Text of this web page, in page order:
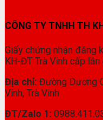
CÔNG TY TNHH TH
Giấy chứng nhận đăng
KH-ĐT Trà Vinh cấp
Địa chỉ: Đường Dương
Vinh, Trà Vinh
ĐT/Zalo 1: